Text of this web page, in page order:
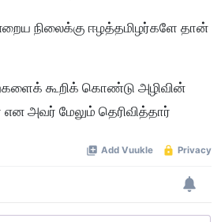
நிலைக்கு ஈழத்தமிழர்களே தான்
கூறிக் கொண்டு அழிவின்
அவர் மேலும் தெரிவித்தார்